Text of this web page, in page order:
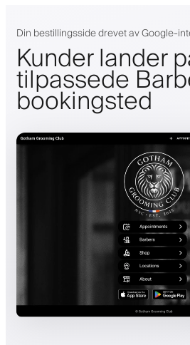
Din bestillingsside drevet av Google-
Kunder lander
tilpassede
bookingsted